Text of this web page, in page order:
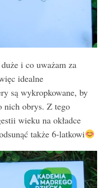
i co uważam za
idealne
są wykropkowane, by
nich obrys. Z tego
wieku na okładce
także 6-latkowi